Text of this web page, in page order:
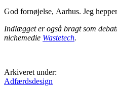
God fornøjelse, Aarhus. Jeg
Indlægget er også bragt som
nichemedie Wastetech.
Arkiveret under:
Adfærdsdesign